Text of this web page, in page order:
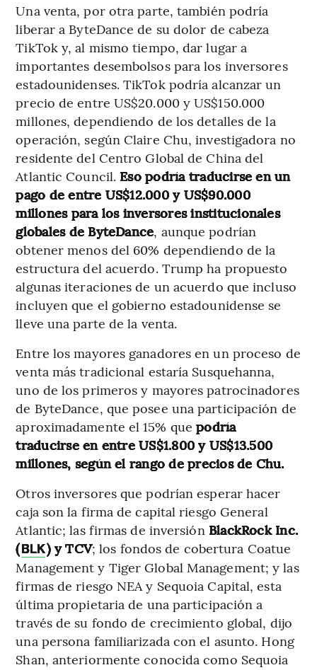
Una venta, por otra parte, también podría
liberar a ByteDance de su dolor de cabeza
TikTok y, al mismo tiempo, dar lugar a
importantes desembolsos para los inversores
estadounidenses. TikTok podría alcanzar un
precio de entre US$20.000 y US$150.000
millones, dependiendo de los detalles de la
operación, según Claire Chu, investigadora no
residente del Centro Global de China del
Atlantic Council. Eso podría traducirse en un
pago de entre US$12.000 y US$90.000
millones para los inversores institucionales
globales de ByteDance, aunque podrían
obtener menos del 60% dependiendo de la
estructura del acuerdo. Trump ha propuesto
algunas iteraciones de un acuerdo que incluso
incluyen que el gobierno estadounidense se
lleve una parte de la venta.
Entre los mayores ganadores en un proceso de
venta más tradicional estaría Susquehanna,
uno de los primeros y mayores patrocinadores
de ByteDance, que posee una participación de
aproximadamente el 15% que podría
traducirse en entre US$1.800 y US$13.500
millones, según el rango de precios de Chu.
Otros inversores que podrían esperar hacer
caja son la firma de capital riesgo General
Atlantic; las firmas de inversión BlackRock Inc.
(BLK) y TCV; los fondos de cobertura Coatue
Management y Tiger Global Management; y las
firmas de riesgo NEA y Sequoia Capital, esta
última propietaria de una participación a
través de su fondo de crecimiento global, dijo
una persona familiarizada con el asunto. Hong
Shan, anteriormente conocida como Sequoia